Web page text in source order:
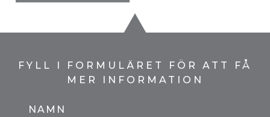
FYLL I FORMULÄRET FÖR ATT FÅ
MER INFORMATION
NAMN